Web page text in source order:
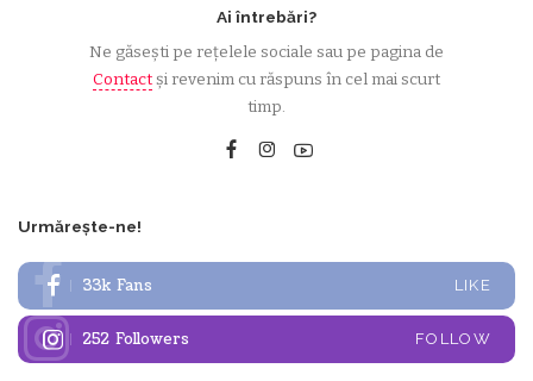
Ai întrebări?
Ne găsești pe rețelele sociale sau pe pagina de
Contactși revenim cu răspuns în cel mai scurt
timp.
Urmărește-ne!
33k Fans LIKE
252 Followers FOLLOW